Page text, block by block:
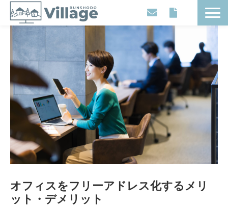
Movies
Events
Contents
Articles
About
オフィスをフリーアドレス化するメリ
ット・デメリット